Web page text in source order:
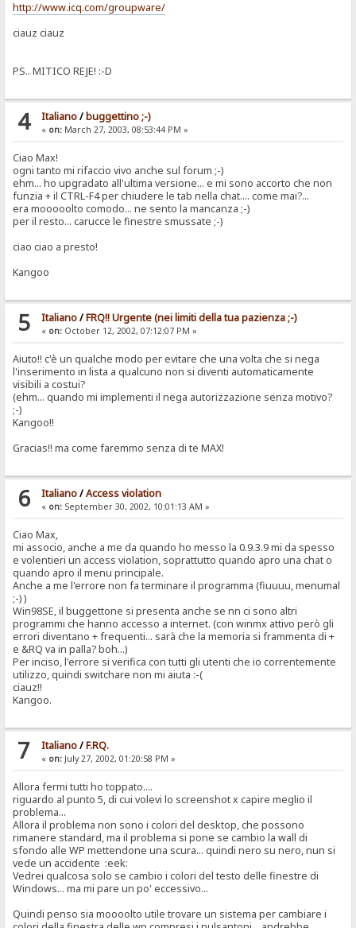
http://www.icq.com/groupware/
ciauz ciauz
PS.. MITICO REJE! :-D
4 Italiano/buggettino ;-)
« on:March 27, 2003, 08:53:44 PM »
Ciao Max!
ogni tanto mi rifaccio vivo anche sul forum ;-)
ehm... ho upgradato all'ultima versione... e mi sono accorto che non
funzia + il CTRL-F4 per chiudere le tab nella chat.... come mai?...
era mooooolto comodo... ne sento la mancanza ;-)
per il resto... carucce le finestre smussate ;-)
ciao ciao a presto!
Kangoo
5 Italiano/FRQ!! Urgente (nei limiti della tua pazienza ;-)
« on:October 12, 2002, 07:12:07 PM »
Aiuto!! c'è un qualche modo per evitare che una volta che si nega
l'inserimento in lista a qualcuno non si diventi automaticamente
visibili a costui?
(ehm... quando mi implementi il nega autorizzazione senza motivo?
;-)
Kangoo!!
Gracias!! ma come faremmo senza di te MAX!
6 Italiano/Access violation
« on:September 30, 2002, 10:01:13 AM »
Ciao Max,
mi associo, anche a me da quando ho messo la 0.9.3.9 mi da spesso
e volentieri un access violation, soprattutto quando apro una chat o
quando apro il menu principale.
Anche a me l'errore non fa terminare il programma (fiuuuu, menumal
;-) )
Win98SE, il buggettone si presenta anche se nn ci sono altri
programmi che hanno accesso a internet. (con winmx attivo però gli
errori diventano + frequenti... sarà che la memoria si frammenta di +
e &RQ va in palla? boh...)
Per inciso, l'errore si verifica con tutti gli utenti che io correntemente
utilizzo, quindi switchare non mi aiuta :-(
ciauz!!
Kangoo.
7 Italiano/F.RQ.
« on:July 27, 2002, 01:20:58 PM »
Allora fermi tutti ho toppato....
riguardo al punto 5, di cui volevi lo screenshot x capire meglio il
problema...
Allora il problema non sono i colori del desktop, che possono
rimanere standard, ma il problema si pone se cambio la wall di
sfondo alle WP mettendone una scura... quindi nero su nero, nun si
vede un accidente :eek:
Vedrei qualcosa solo se cambio i colori del testo delle finestre di
Windows... ma mi pare un po' eccessivo...
Quindi penso sia moooolto utile trovare un sistema per cambiare i